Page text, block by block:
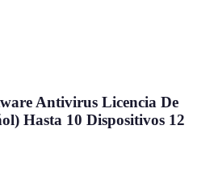
Antivirus Licencia De
Hasta 10 Dispositivos 12